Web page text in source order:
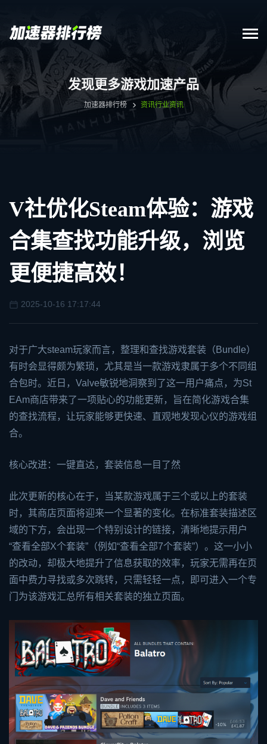
发现更多游戏加速产品
加速器排行榜 资讯行业资讯
V社优化Steam体验：游戏
合集查找功能升级，浏览
更便捷高效！
2025-10-16 17:17:44
对于广大steam玩家而言，整理和查找游戏套装（Bundle）
有时会显得颇为繁琐，尤其是当一款游戏隶属于多个不同组
合包时。近日，Valve敏锐地洞察到了这一用户痛点，为St
EAm商店带来了一项贴心的功能更新，旨在简化游戏合集
的查找流程，让玩家能够更快速、直观地发现心仪的游戏组
合。
核心改进：一键直达，套装信息一目了然
此次更新的核心在于，当某款游戏属于三个或以上的套装
时，其商店页面将迎来一个显著的变化。在标准套装描述区
域的下方，会出现一个特别设计的链接，清晰地提示用户
“查看全部X个套装”（例如“查看全部7个套装”）。这一小小
的改动，却极大地提升了信息获取的效率，玩家无需再在页
面中费力寻找或多次跳转，只需轻轻一点，即可进入一个专
门为该游戏汇总所有相关套装的独立页面。